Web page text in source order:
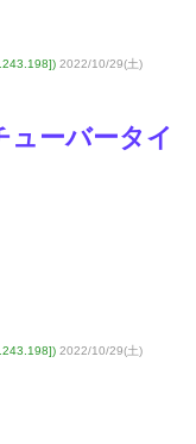
2022/10/29(土)
ューバータイ
2022/10/29(土)